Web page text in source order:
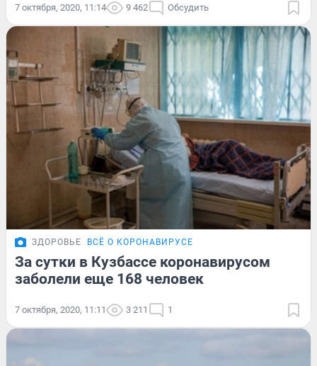
7 октября, 2020, 11:14 9 462 Обсудить
ЗДОРОВЬЕ ВСЁ О КОРОНАВИРУСЕ
За сутки в Кузбассе коронавирусом
заболели еще 168 человек
7 октября, 2020, 11:11 3 211 1